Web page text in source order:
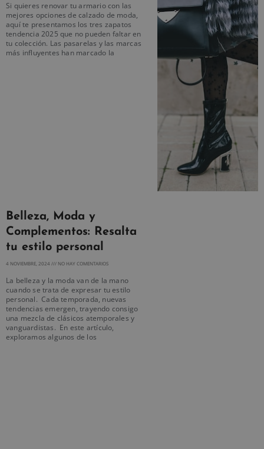
Si quieres renovar tu armario con las
mejores opciones de calzado de moda,
aquí te presentamos los tres zapatos
tendencia 2025 que no pueden faltar en
tu colección. Las pasarelas y las marcas
más influyentes han marcado la
Belleza, Moda y
Complementos: Resalta
tu estilo personal
4 NOVIEMBRE, 2024 NO HAY COMENTARIOS
La belleza y la moda van de la mano
cuando se trata de expresar tu estilo
personal. Cada temporada, nuevas
tendencias emergen, trayendo consigo
una mezcla de clásicos atemporales y
vanguardistas. En este artículo,
exploramos algunos de los